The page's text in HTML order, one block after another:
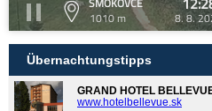
1010 m
8. 8.
Übernachtungstipps
GRAND HOTEL
www.hotelbellevue.sk